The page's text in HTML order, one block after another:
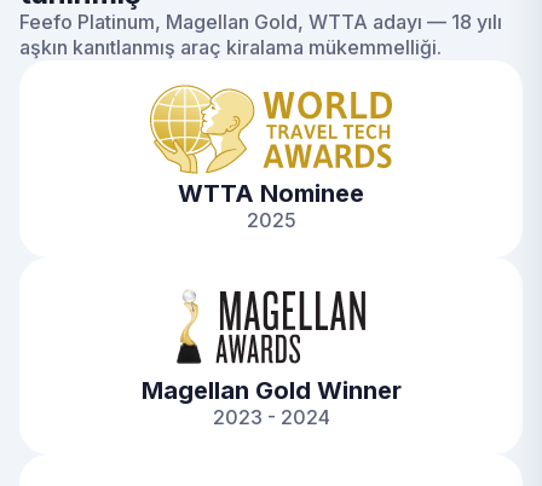
Feefo Platinum, Magellan Gold, WTTA adayı — 18 yılı
aşkın kanıtlanmış araç kiralama mükemmelliği.
WTTA Nominee
2025
Magellan Gold Winner
2023 - 2024